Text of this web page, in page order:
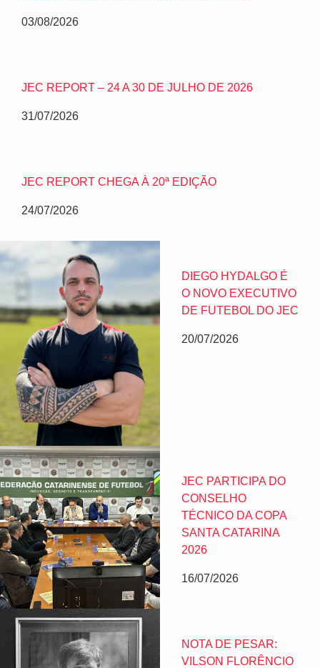
03/08/2026
JEC REPORT – 24 A 30 DE JULHO DE 2026
31/07/2026
JEC REPORT CHEGA À 20ª EDIÇÃO
24/07/2026
DIEGO HYDALGO É
O NOVO EXECUTIVO
DE FUTEBOL DO JEC
20/07/2026
JEC PARTICIPA DO
CONSELHO
TÉCNICO DA COPA
SANTA CATARINA
2026
16/07/2026
NOTA DE PESAR:
VILSON FLORÊNCIO